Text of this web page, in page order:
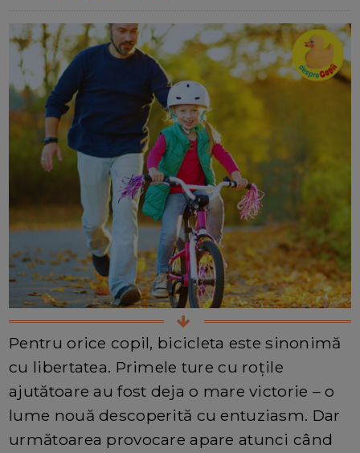
Pentru orice copil, bicicleta este sinonimă
cu libertatea. Primele ture cu roțile
ajutătoare au fost deja o mare victorie – o
lume nouă descoperită cu entuziasm. Dar
următoarea provocare apare atunci când